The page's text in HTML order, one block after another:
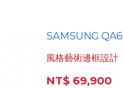
SAMSUNG
風格藝術邊框設計
NT$ 69,900